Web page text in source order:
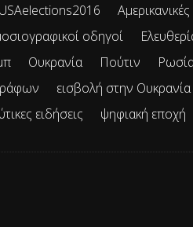
USAelections2016
οδηγοί
Ουκρανία Πούτιν
εισβολή στην Ουκρανία
ειδήσεις ψηφιακή εποχή